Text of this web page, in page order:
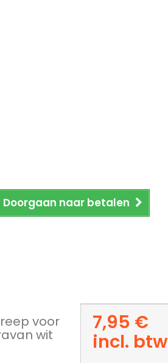
Doorgaan naar betalen
voor
wit
7,95 €
incl. btw